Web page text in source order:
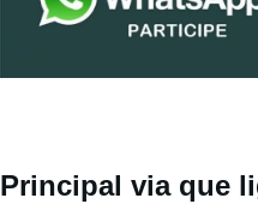
Principal via que